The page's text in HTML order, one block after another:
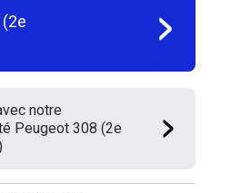
notre
Peugeot 308 (2e